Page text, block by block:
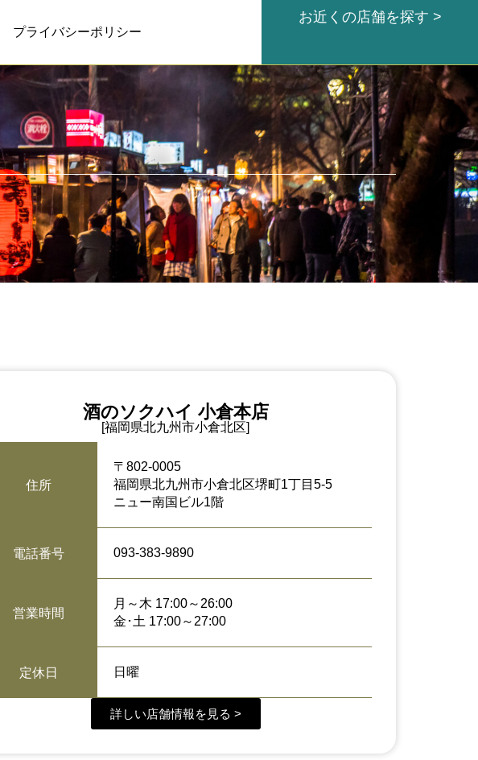
プライバシーポリシー
お近くの店舗を探す >
酒のソクハイ 小倉本店
[福岡県北九州市小倉北区]
住所
〒802-0005
福岡県北九州市小倉北区堺町1丁目5-5
ニュー南国ビル1階
電話番号 093-383-9890
営業時間
月～木 17:00～26:00
金･土 17:00～27:00
定休日 日曜
詳しい店舗情報を見る >